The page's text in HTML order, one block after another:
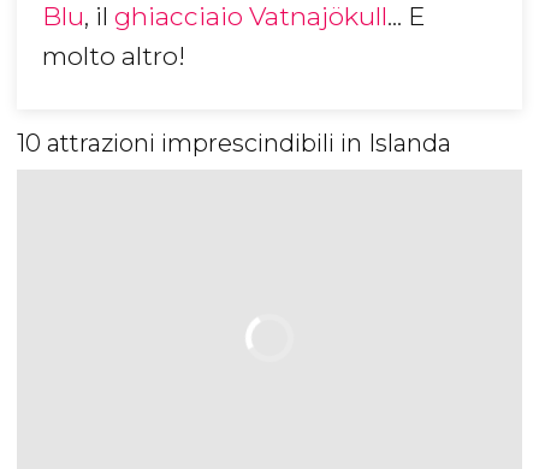
Blu, il ghiacciaio Vatnajökull... E
molto altro!
10 attrazioni imprescindibili in Islanda